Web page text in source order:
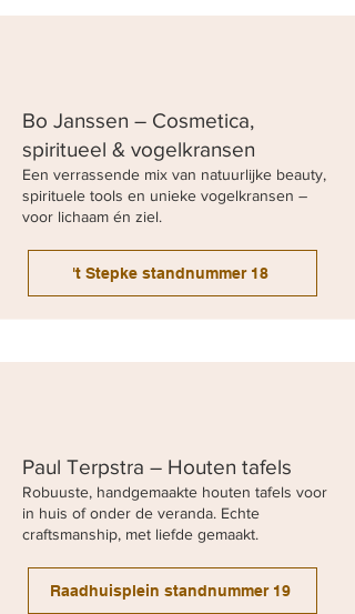
Bo Janssen – Cosmetica,
spiritueel & vogelkransen
Een verrassende mix van natuurlijke beauty,
spirituele tools en unieke vogelkransen –
voor lichaam én ziel.
't Stepke standnummer 18
Paul Terpstra – Houten tafels
Robuuste, handgemaakte houten tafels voor
in huis of onder de veranda. Echte
craftsmanship, met liefde gemaakt.
Raadhuisplein standnummer 19